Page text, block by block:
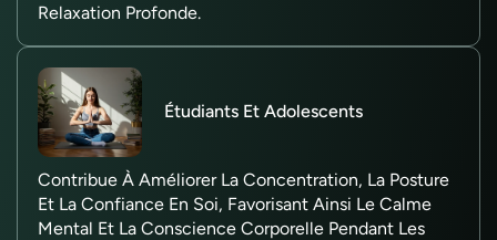
Relaxation Profonde.
Étudiants Et Adolescents
Contribue À Améliorer La Concentration, La Posture
Et La Confiance En Soi, Favorisant Ainsi Le Calme
Mental Et La Conscience Corporelle Pendant Les